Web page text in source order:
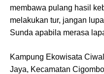
membawa pulang hasil
melakukan tur, jangan
Sunda apabila merasa
Kampung Ekowisata
Jaya, Kecamatan